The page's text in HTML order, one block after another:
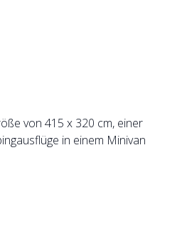
von 415 x 320 cm, einer
in einem Minivan